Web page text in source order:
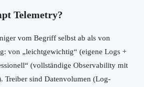
Telemetry?
vom Begriff selbst ab als von
von „leichtgewichtig“ (eigene Logs +
(vollständige Observability mit
Treiber sind Datenvolumen (Log-